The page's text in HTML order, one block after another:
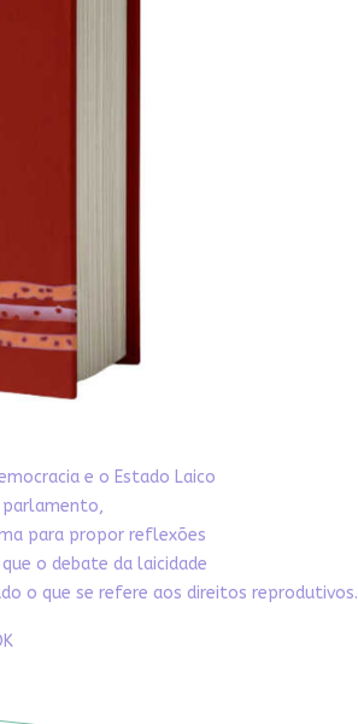
e o Estado Laico
para propor reflexões
o debate da laicidade
o que se refere aos direitos reprodutivos.